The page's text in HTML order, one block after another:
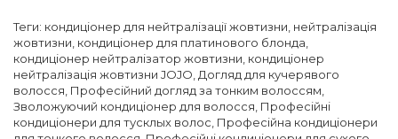
Теги: кондиціонер для нейтралізації жовтизни нейтралізація
жовтизни кондиціонер для платинового блонда
кондиціонер нейтралізатор жовтизни кондиціонер
нейтралізація жовтизни JOJO Догляд для кучерявого
волосся Професійний догляд за тонким волоссям
Зволожуючий кондиціонер для волосся Професійні
кондиціонери для тусклых волос Професійна кондиціонери